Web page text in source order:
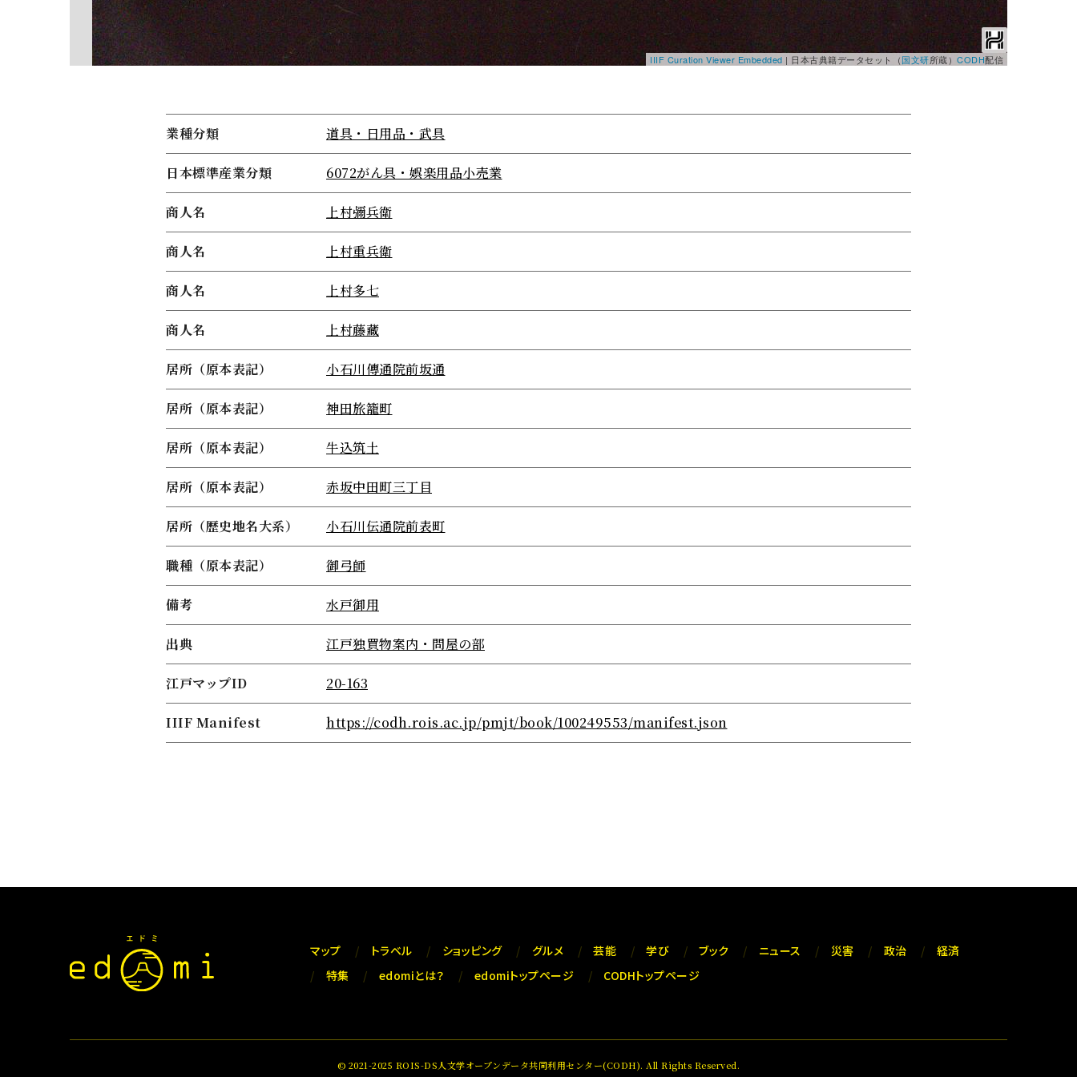
IIIF Curation Viewer Embedded | 日本古典籍データセット（国文研所蔵） CODH配信
業種分類 道具・日用品・武具
日本標準産業分類 6072がん具・娯楽用品小売業
商人名 上村彌兵衛
商人名 上村重兵衛
商人名 上村多七
商人名 上村藤藏
居所（原本表記） 小石川傳通院前坂通
居所（原本表記） 神田旅籠町
居所（原本表記） 牛込筑土
居所（原本表記） 赤坂中田町三丁目
居所（歴史地名大系） 小石川伝通院前表町
職種（原本表記） 御弓師
備考 水戸御用
出典 江戸独買物案内・問屋の部
江戸マップID 20-163
IIIF Manifest https://codh.rois.ac.jp/pmjt/book/100249553/manifest.json
マップ トラベル ショッピング グルメ 芸能 学び ブック ニュース 災害 政治
経済
特集
edomiとは？ edomiトップページ CODHトップページ
© 2021-2025 ROIS-DS人文学オープンデータ共同利用センター(CODH). All Rights Reserved.